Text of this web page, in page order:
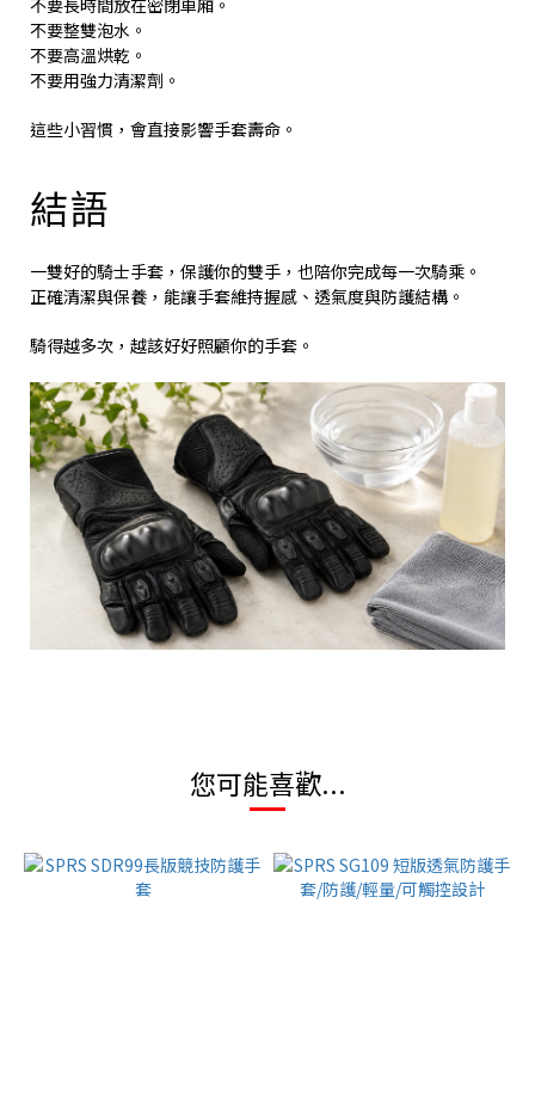
不要整雙泡水。
不要高溫烘乾。
不要用強力清潔劑。
這些小習慣，會直接影響手套壽命。
結語
一雙好的騎士手套，保護你的雙手，也陪你完成每一次騎乘。
正確清潔與保養，能讓手套維持握感、透氣度與防護結構。
騎得越多次，越該好好照顧你的手套。
您可能喜歡...